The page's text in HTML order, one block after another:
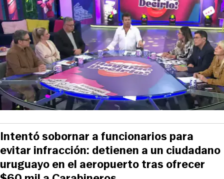
Intentó sobornar a funcionarios para
evitar infracción: detienen a un ciudadano
uruguayo en el aeropuerto tras ofrecer